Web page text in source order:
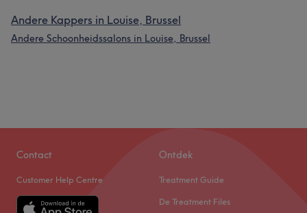
Andere Kappers in Louise, Brussel
Andere Schoonheidssalons in Louise, Brussel
Contact
Customer Help Centre
Ontdek
Treatment Guide
De Treatment Files